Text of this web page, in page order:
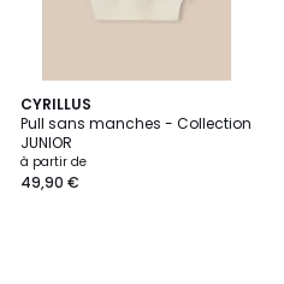
CYRILLUS
Pull sans manches - Collection
JUNIOR
à partir de
49,90 €